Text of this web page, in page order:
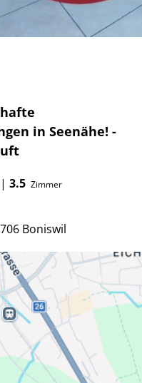
in Seenähe! -
| 3.5 Zimmer
Boniswil